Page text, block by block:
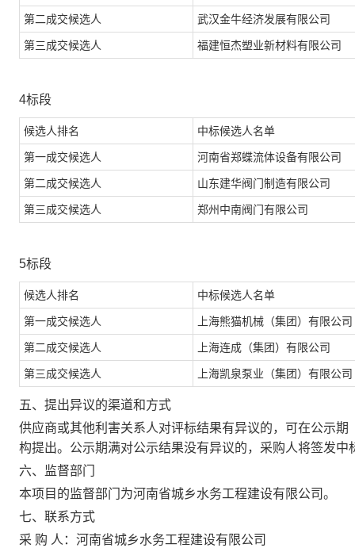
第二成交候选人 武汉金牛经济发展有限公司
第三成交候选人 福建恒杰塑业新材料有限公司
4标段
候选人排名 中标候选人名单
第一成交候选人 河南省郑蝶流体设备有限公司
第二成交候选人 山东建华阀门制造有限公司
第三成交候选人 郑州中南阀门有限公司
5标段
候选人排名 中标候选人名单
第一成交候选人 上海熊猫机械（集团）有限公司
第二成交候选人 上海连成（集团）有限公司
第三成交候选人 上海凯泉泵业（集团）有限公司
五、 提出异议的渠道和方式
供应商或其他利害关系人对评标结果有异议的，可在公示期
构提出。公示期满对公示结果没有异议的，采购人将签发中
六、
监督部门
本项目的监督部门为河南省城乡水务工程建设有限公司。
七、 联系方式
采 购 人：河南省城乡水务工程建设有限公司